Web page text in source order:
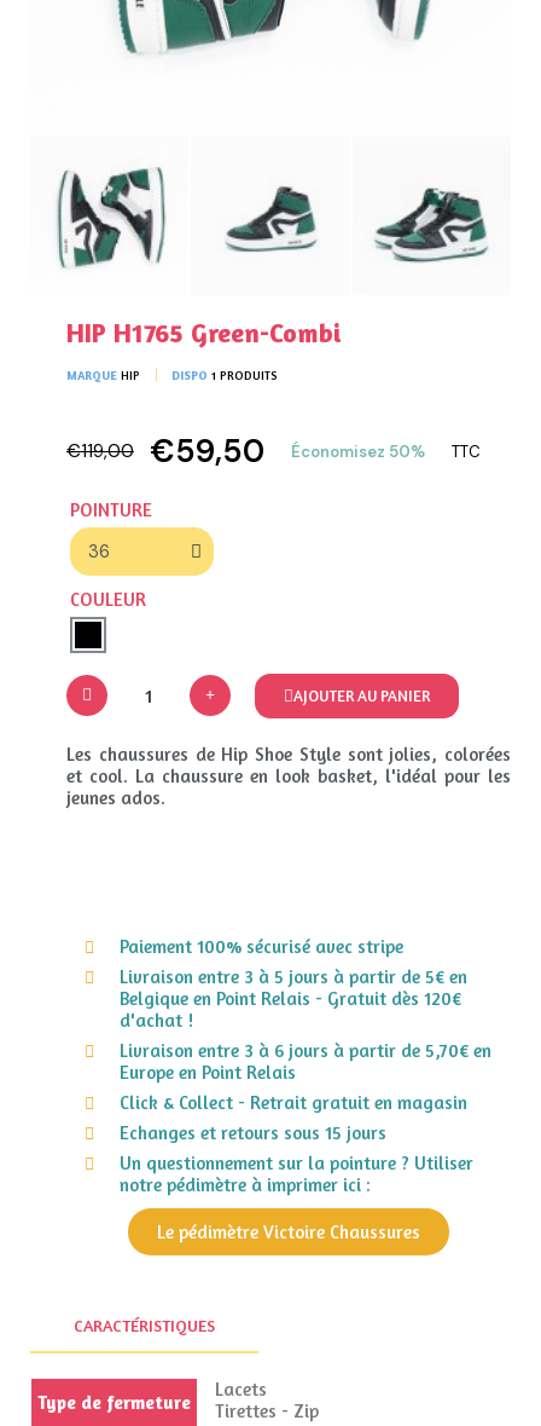
HIP H1765 Green-Combi
MARQUE HIP DISPO 1 PRODUITS
€119,00 €59,50 Économisez 50% TTC
POINTURE
COULEUR
AJOUTER AU PANIER
Les chaussures de Hip Shoe Style sont jolies, colorées
et cool. La chaussure en look basket, l'idéal pour les
jeunes ados.
Paiement 100% sécurisé avec stripe
Livraison entre 3 à 5 jours à partir de 5€ en
Belgique en Point Relais - Gratuit dès 120€
d'achat !
Livraison entre 3 à 6 jours à partir de 5,70€ en
Europe en Point Relais
Click & Collect - Retrait gratuit en magasin
Echanges et retours sous 15 jours
Un questionnement sur la pointure ? Utiliser
notre pédimètre à imprimer ici :
Le pédimètre Victoire Chaussures
CARACTÉRISTIQUES
Type de fermeture
Lacets
Tirettes - Zip